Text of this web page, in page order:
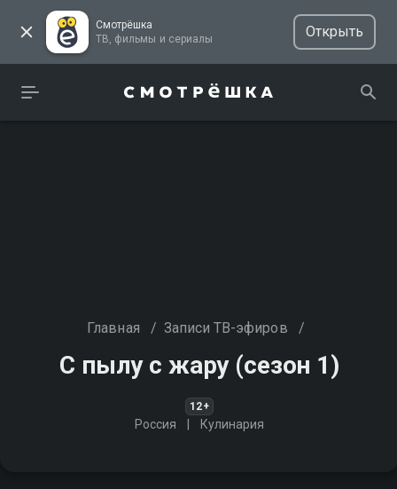
Смотрёшка
ТВ, фильмы и сериалы
Открыть
Главная / Записи ТВ-эфиров /
С пылу с жару (сезон 1)
12+
Россия Кулинария